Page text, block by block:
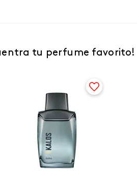
tu perfume favorito!